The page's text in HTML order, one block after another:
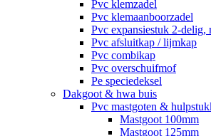
Pvc klemzadel
Pvc klemaanboorzadel
Pvc expansiestuk 2-delig,
Pvc afsluitkap / lijmkap
Pvc combikap
Pvc overschuifmof
Pe speciedeksel
Dakgoot & hwa buis
Pvc mastgoten &
Mastgoot 100mm
Mastgoot 125mm